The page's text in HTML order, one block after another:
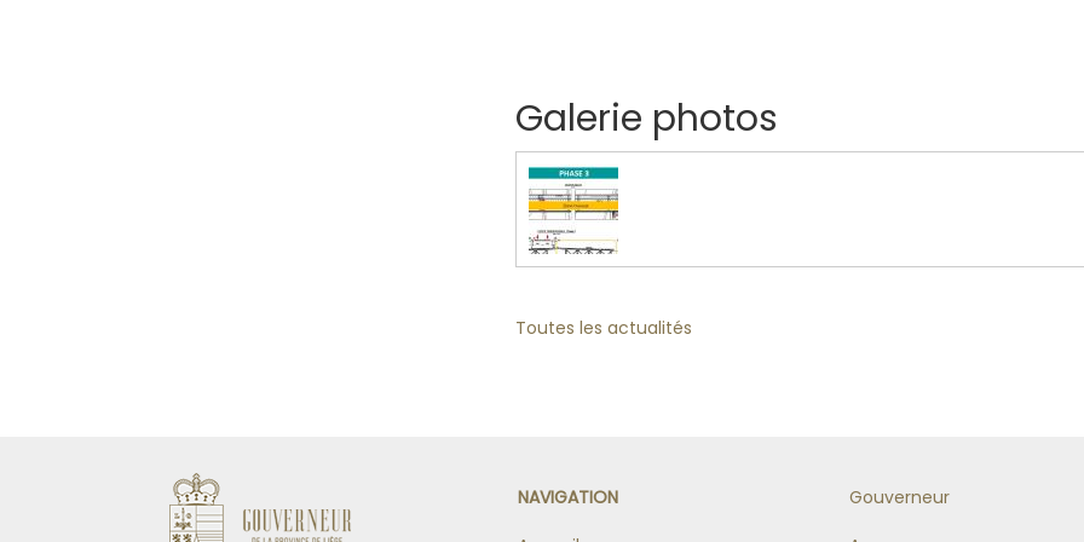
Galerie photos
Toutes les actualités
NAVIGATION
Gouverneur